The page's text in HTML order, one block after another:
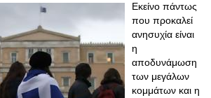
Εκείνο πάντως
που προκαλεί
ανησυχία είναι
η
αποδυνάμωση
των μεγάλων
κομμάτων και η